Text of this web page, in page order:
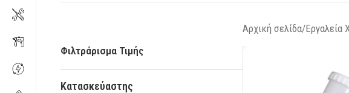
Φιλτράρισμα Τιμής
Κατασκεύαστης
Αρχική σελίδα/Εργαλεία